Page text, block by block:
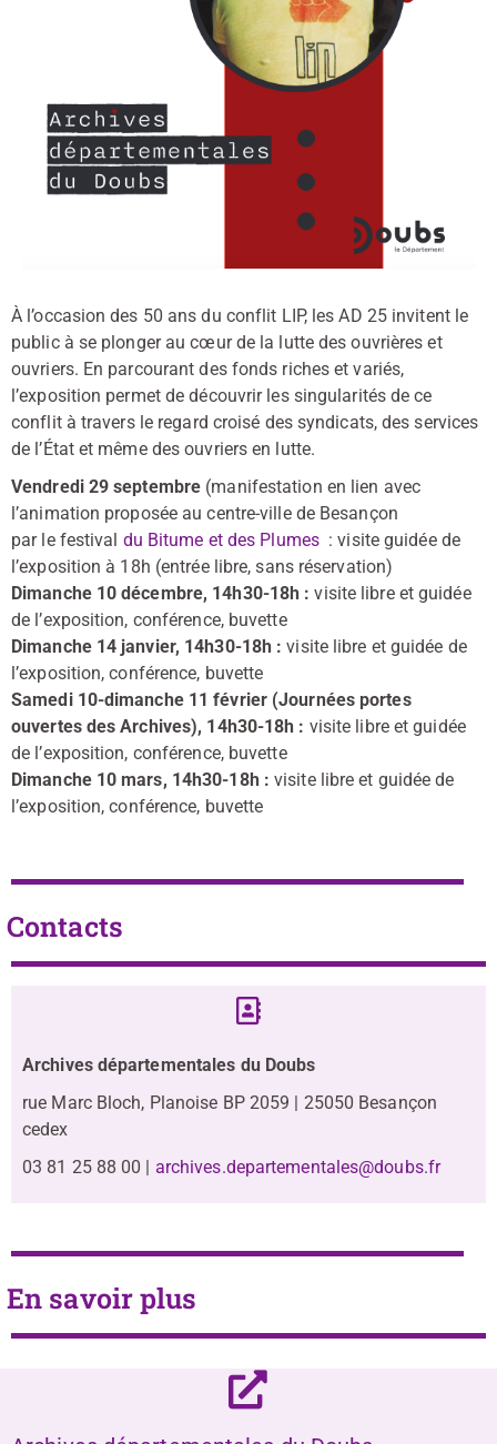
À l’occasion des 50 ans du conflit LIP, les AD 25 invitent le
public à se plonger au cœur de la lutte des ouvrières et
ouvriers. En parcourant des fonds riches et variés,
l’exposition permet de découvrir les singularités de ce
conflit à travers le regard croisé des syndicats, des services
de l’État et même des ouvriers en lutte.
Vendredi 29 septembre (manifestation en lien avec
l’animation proposée au centre-ville de Besançon
par le festival du Bitume et des Plumes: visite guidée de
l’exposition à 18h (entrée libre, sans réservation)
Dimanche 10 décembre, 14h30-18h :visite libre et guidée
de l’exposition, conférence, buvette
Dimanche 14 janvier, 14h30-18h :visite libre et guidée de
l’exposition, conférence, buvette
Samedi 10-dimanche 11 février (Journées portes
ouvertes des Archives), 14h30-18h : visite libre et guidée
de l’exposition, conférence, buvette
Dimanche 10 mars, 14h30-18h : visite libre et guidée de
l’exposition, conférence, buvette
Contacts
Archives départementales du Doubs
rue Marc Bloch, Planoise BP 2059 | 25050 Besançon
cedex
03 81 25 88 00 | archives.departementales@doubs.fr
En savoir plus